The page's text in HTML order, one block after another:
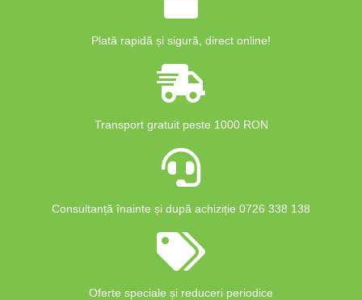
Plată rapidă și sigură, direct online!
Transport gratuit peste 1000 RON
Consultanță înainte și după achiziție 0726 338 138
Oferte speciale și reduceri periodice